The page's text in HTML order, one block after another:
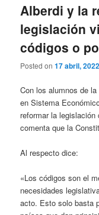
Alberdi y la
legislación
códigos o
Posted on17 abril, 2022
Con los alumnos de
en Sistema
reformar la
comenta que la
Al respecto dice:
«Los códigos son el
necesidades
acto. Esto solo basta